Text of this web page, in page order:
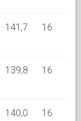
141,7 16
139,8 16
140,0 16